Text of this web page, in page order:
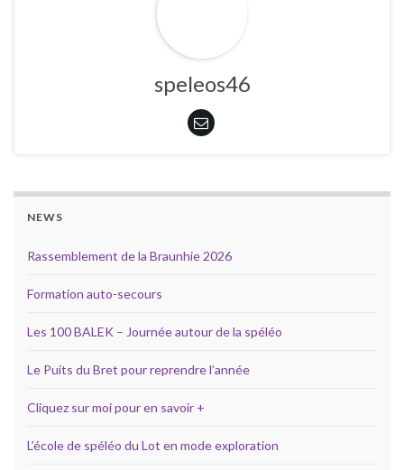
speleos46
NEWS
Rassemblement de la Braunhie 2026
Formation auto-secours
Les 100 BALEK – Journée autour de la spéléo
Le Puits du Bret pour reprendre l’année
Cliquez sur moi pour en savoir +
L’école de spéléo du Lot en mode exploration